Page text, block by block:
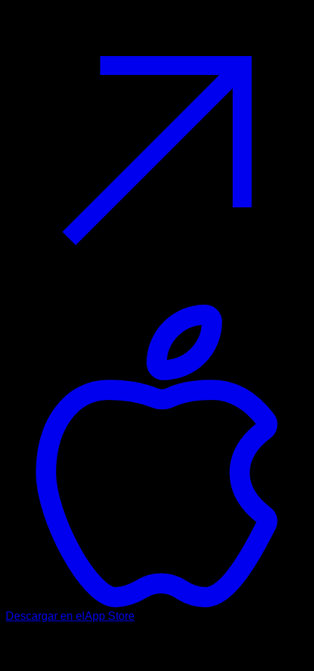
Descargar en el App Store